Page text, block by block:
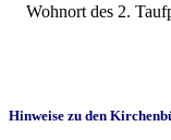
Wohnort des 2.
Hinweise zu den